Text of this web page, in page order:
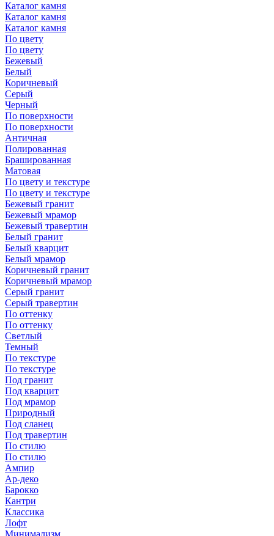
Каталог камня
Каталог камня
Каталог камня
По цвету
По цвету
Бежевый
Белый
Коричневый
Серый
Черный
По поверхности
По поверхности
Античная
Полированная
Брашированная
Матовая
По цвету и текстуре
По цвету и текстуре
Бежевый гранит
Бежевый мрамор
Бежевый травертин
Белый гранит
Белый кварцит
Белый мрамор
Коричневый гранит
Коричневый мрамор
Серый гранит
Серый травертин
По оттенку
По оттенку
Светлый
Темный
По текстуре
По текстуре
Под гранит
Под кварцит
Под мрамор
Природный
Под сланец
Под травертин
По стилю
По стилю
Ампир
Ар-деко
Барокко
Кантри
Классика
Лофт
Минимализм